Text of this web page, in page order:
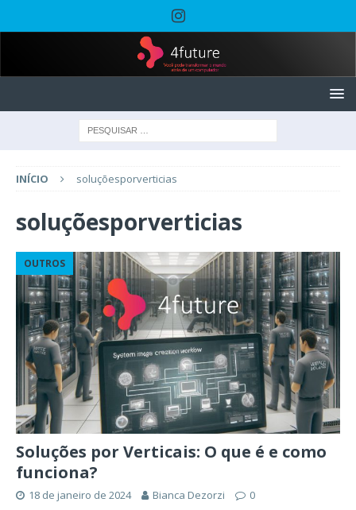
INÍCIO soluçõesporverticias
soluçõesporverticias
OUTROS
Soluções por Verticais: O que é e como
funciona?
18 de janeiro de 2024 Bianca Dezorzi 0